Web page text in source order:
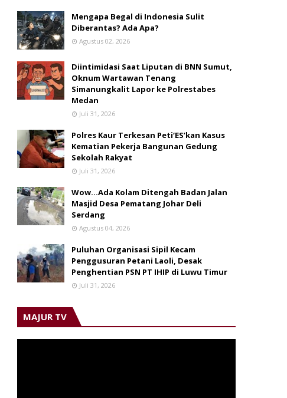
Mengapa Begal di Indonesia Sulit
Diberantas? Ada Apa?
Agustus 02, 2026
Diintimidasi Saat Liputan di BNN Sumut,
Oknum Wartawan Tenang
Simanungkalit Lapor ke Polrestabes
Medan
Juli 31, 2026
Polres Kaur Terkesan Peti‘ES’kan Kasus
Kematian Pekerja Bangunan Gedung
Sekolah Rakyat
Juli 31, 2026
Wow...Ada Kolam Ditengah Badan Jalan
Masjid Desa Pematang Johar Deli
Serdang
Agustus 04, 2026
Puluhan Organisasi Sipil Kecam
Penggusuran Petani Laoli, Desak
Penghentian PSN PT IHIP di Luwu Timur
Juli 31, 2026
MAJUR TV